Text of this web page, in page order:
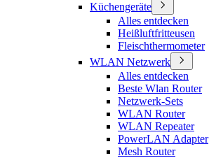
Küchengeräte
Alles entdecken
Heißluftfritteusen
Fleischthermometer
WLAN Netzwerk
Alles entdecken
Beste Wlan Router
Netzwerk-Sets
WLAN Router
WLAN Repeater
PowerLAN Adapter
Mesh Router